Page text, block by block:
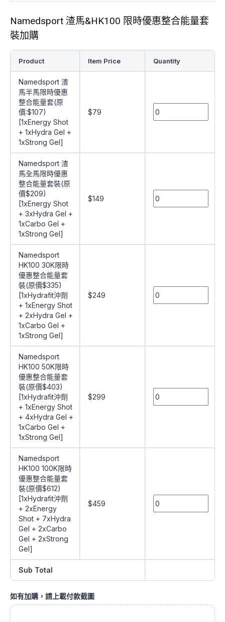
Namedsport 渣馬&HK100 限時優惠整合能量套
裝加購
Product Item Price Quantity
Namedsport 渣
馬半馬限時優惠
整合能量套(原
價:$107)
[1xEnergy Shot
+ 1xHydra Gel +
1xStrong Gel]
$79
Namedsport 渣
馬全馬限時優惠
整合能量套裝(原
價$209)
[1xEnergy Shot
+ 3xHydra Gel +
1xCarbo Gel +
1xStrong Gel]
$149
Namedsport
HK100 30K限時
優惠整合能量套
裝(原價$335)
[1xHydrafit沖劑
+ 1xEnergy Shot
+ 2xHydra Gel +
1xCarbo Gel +
1xStrong Gel]
$249
Namedsport
HK100 50K限時
優惠整合能量套
裝(原價$403)
[1xHydrafit沖劑
+ 1xEnergy Shot
+ 4xHydra Gel +
1xCarbo Gel +
1xStrong Gel]
$299
Namedsport
HK100 100K限時
優惠整合能量套
裝(原價$612)
[1xHydrafit沖劑
+ 2xEnergy
Shot + 7xHydra
Gel + 2xCarbo
Gel + 2xStrong
Gel]
$459
Sub Total
如有加購，請上載付款截圖